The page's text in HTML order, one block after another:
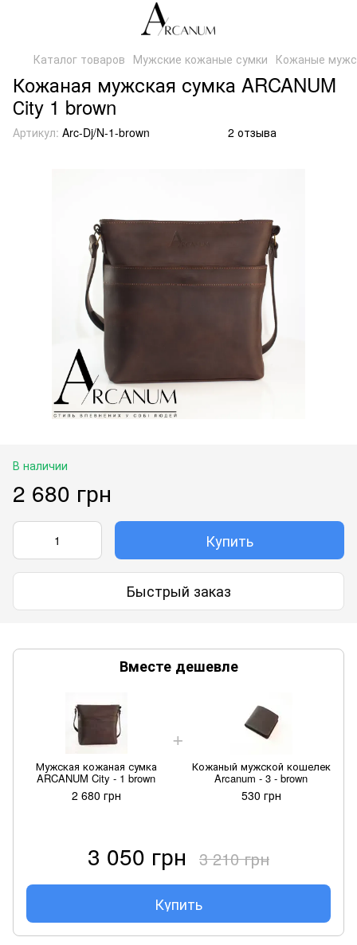
Каталог товаров Мужские кожаные сумки Кожаные
Кожаная мужская сумка ARCANUM
Сity 1 brown
Артикул: Arc-Dj/N-1-brown 2 отзыва
В наличии
2 680 грн
Купить
Быстрый заказ
Вместе дешевле
Мужская кожаная сумка
ARCANUM City - 1 brown
2 680 грн
Кожаный мужской кошелек
Arcanum - 3 - brown
530 грн
3 050 грн 3 210 грн
Купить